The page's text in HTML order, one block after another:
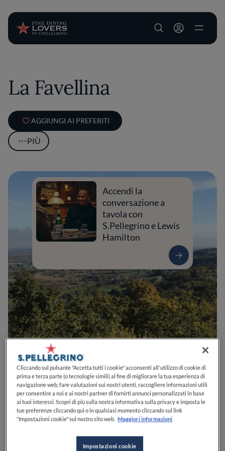
User account
La Favellina
AGGIUNGI AI PREFERITI
PIÙ
0
Accendi la
conversazione a
tavola con
S.Pellegrino e Lewis
Hamilton
Via Cavaliere, 4/636034MaloVIItalia
Cliccando sul pulsante "Accetta tutti i cookie" acconsenti all'utilizzo di cookie di
prima e terza parte (o tecnologie simili) al fine di migliorare la tua esperienza di
navigazione web, fare valutazioni sui nostri utenti, raccogliere informazioni utili
per consentire a noi e ai nostri partner di fornirti annunci personalizzati in base
ai tuoi interessi. Scopri di più sulla nostra informativa sulla privacy e imposta le
tue preferenze cliccando qui o in qualsiasi momento cliccando sul link
"Impostazioni cookie" sul nostro sito web. Maggiori informazioni
Impostazioni cookie